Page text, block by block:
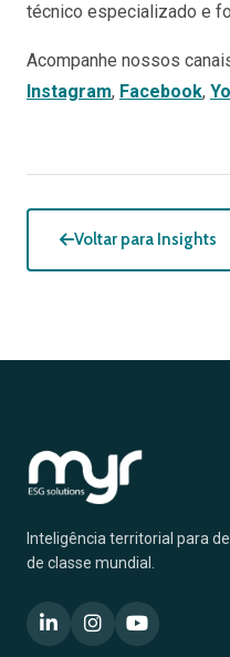
técnico especializado e
Acompanhe nossos
Instagram, Facebook,
Voltar para Insights
Inteligência territorial para
de classe mundial.